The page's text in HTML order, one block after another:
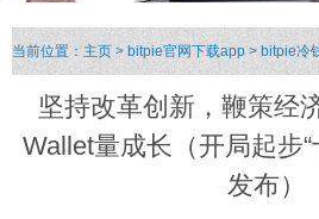
当前位置：主页 > bitpie官网下载app >bitpie冷
坚持改革创新，鞭策经
Wallet量成长（开局起步“
发布）